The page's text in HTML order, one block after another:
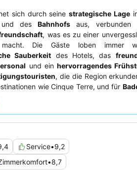
sich durch seinestrategische Lage
des Bahnhofs aus, verbunden
, was es zu einer
Die Gäste loben immer
Sauberkeit des Hotels, das
und einhervorragendes
, die die Region
wie Cinque Terre, und für
die einladende und gepflegte
ziehen und unbedingt die
Hotels zum Entspannen nutzen.
Service•9,2
•8,7